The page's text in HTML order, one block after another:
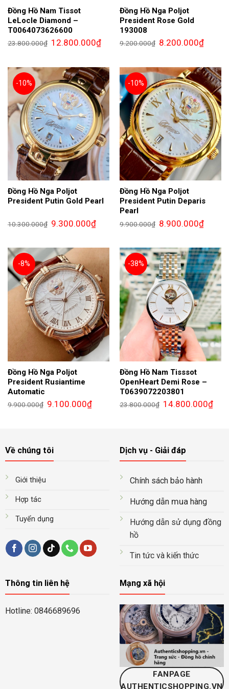
Đồng Hồ Nam Tissot
LeLocle Diamond –
T0064073626600
23.800.000₫ Giá
gốc
12.800.000₫Giá
hiện
12.800.000₫.
Đồng Hồ Nga Poljot
President Rose Gold
193008
9.200.000₫ Giá
gốc
8.200.000₫Giá
hiện
-10%
Đồng Hồ Nga Poljot
President Putin Gold Pearl
10.300.000₫ Giá
gốc
9.300.000₫Giá
hiện
9.300.000₫.
-10%
Đồng Hồ Nga Poljot
President Putin Deparis
Pearl
9.900.000₫ Giá
gốc
8.900.000₫Giá
hiện
-8%
Đồng Hồ Nga Poljot
President Rusiantime
Automatic
9.900.000₫ Giá
gốc
9.100.000₫Giá
hiện
-38%
Đồng Hồ Nam Tisssot
OpenHeart Demi Rose –
T0639072203801
23.800.000₫ Giá
gốc
14.800.000₫Giá
hiện
Về chúng tôi
Giới thiệu
Hợp tác
Tuyển dụng
Dịch vụ - Giải đáp
Chính sách bảo hành
Hướng dẫn muahàng
Hướng dẫn sử dụng đồng
hồ
Tin tức và kiến thức
Thông tin liên hệ
Hotline: 0846689696
Mạng xã hội
FANPAGE
AUTHENTICSHOPPING.VN